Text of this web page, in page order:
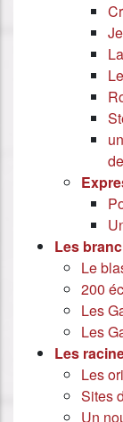
Les
Le
200
Les
Les
Les
Les
Sites
Un